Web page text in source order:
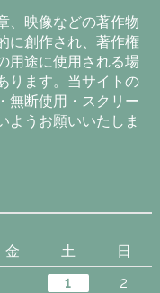
、映像などの著作物
に創作され、著作権
用途に使用される場
ります。当サイトの
無断使用・スクリー
ようお願いいたしま
金 土
日
1
2